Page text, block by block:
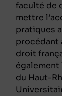
faculté de
mettre
pratiques
procédant
droit
du Haut-